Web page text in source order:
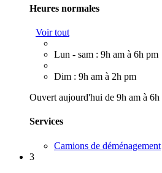
Heures normales
Voir tout
Lun - sam : 9h am à 6h pm
Dim : 9h am à 2h pm
Ouvert aujourd'hui de 9h am à 6h
Services
Camions de déménagement
3